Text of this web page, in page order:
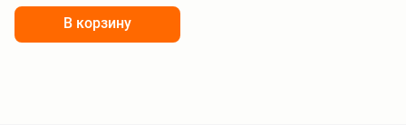
В корзину